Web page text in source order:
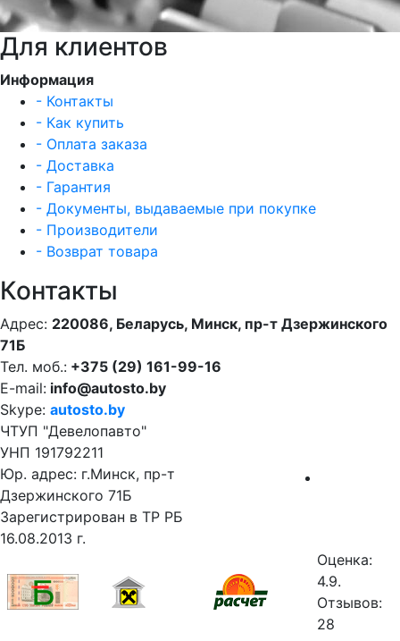
Для клиентов
Информация
- Контакты
- Как купить
- Оплата заказа
- Доставка
- Гарантия
- Документы, выдаваемые при покупке
- Производители
- Возврат товара
Контакты
Адрес: 220086, Беларусь, Минск, пр-т Дзержинского
71Б
Тел. моб.: +375 (29) 161-99-16
E-mail: info@autosto.by
Skype: autosto.by
ЧТУП "Девелопавто"
УНП 191792211
Юр. адрес: г.Минск, пр-т
Дзержинского 71Б
Зарегистрирован в ТР РБ
16.08.2013 г.
Оценка:
4.9.
Отзывов:
28